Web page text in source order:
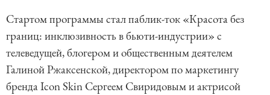
Стартом программы стал паблик-ток «Красота без
границ: инклюзивность в бьюти-индустрии» с
телеведущей, блогером и общественным деятелем
Галиной Ржаксенской, директором по маркетингу
бренда Icon Skin Сергеем Свиридовым и актрисой